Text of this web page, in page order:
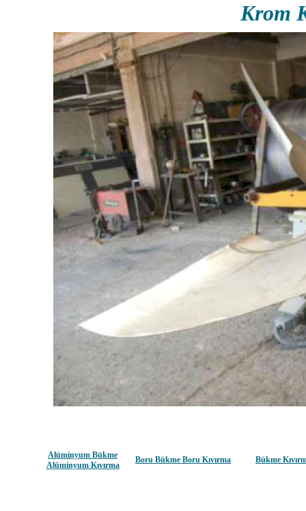
Krom
Alüminyum Bükme
Alüminyum Kıvırma
Boru Bükme Boru Kıvırma Bükme